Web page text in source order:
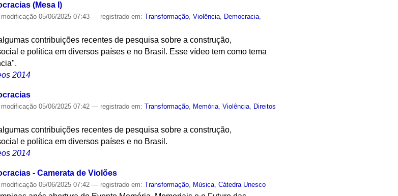
(Mesa I)
05/06/2025 07:43— registrado em:Transformação,Violência, Democracia,
contribuições recentes de pesquisa sobre a construção,
e política em diversos países e no Brasil. Esse vídeo tem como tema
2014
05/06/2025 07:42— registrado em:Transformação Memória ,Violência
Direitos
contribuições recentes de pesquisa sobre a construção,
e política em diversos países e no Brasil.
2014
- Camerata de Violões
05/06/2025 07:42— registrado em:Transformação Música ,Cátedra Unesco